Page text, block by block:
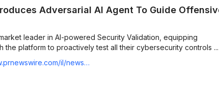
Adversarial AI Agent To Guide
leader in AI-powered Security Validation, equipping
the platform to proactively test all their cybersecurity controls ...
introduces-adversarial-ai-agent-to-guide-offensive-security-practitioners-302718061.html